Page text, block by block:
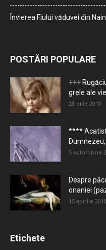
Învierea Fiului văduvei din Nain
POSTĂRI POPULARE
+++
grele ale
28 iulie 2010
****
5 octombrie
Despre
onaniei
15 aprilie 2010
Etichete